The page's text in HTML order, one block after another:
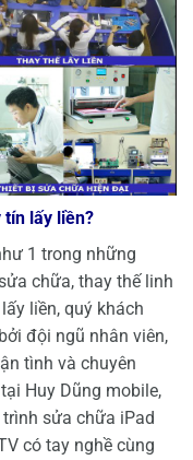
tín lấy liền?
1 trong những
chữa, thay thế linh
liền, quý khách
đội ngũ nhân viên,
tình và chuyên
Huy Dũng mobile,
sửa chữa iPad
có tay nghề cùng